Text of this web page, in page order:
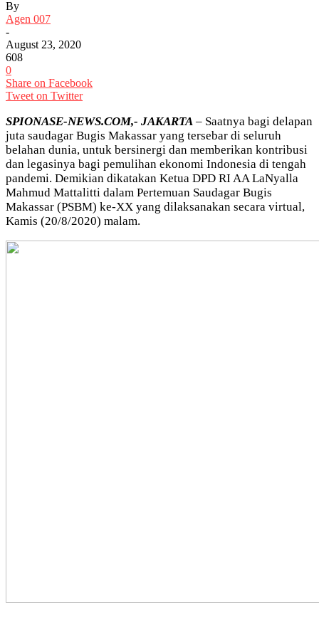
By
Agen 007
-
August 23, 2020
608
0
Share on Facebook
Tweet on Twitter
SPIONASE-NEWS.COM,- JAKARTA – Saatnya bagi delapan
juta saudagar Bugis Makassar yang tersebar di seluruh
belahan dunia, untuk bersinergi dan memberikan kontribusi
dan legasinya bagi pemulihan ekonomi Indonesia di tengah
pandemi. Demikian dikatakan Ketua DPD RI AA LaNyalla
Mahmud Mattalitti dalam Pertemuan Saudagar Bugis
Makassar (PSBM) ke-XX yang dilaksanakan secara virtual,
Kamis (20/8/2020) malam.